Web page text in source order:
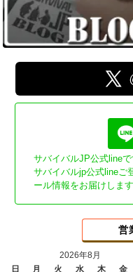
サバイバルJP公式lineで
サバイバルjp公式lineご
ール情報をお届けします
営
2026年8月
日
月 火 水 木 金